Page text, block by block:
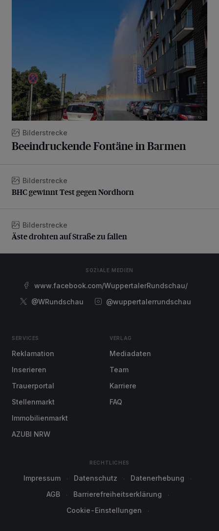
Bilderstrecke
Beeindruckende Fontäne in Barmen
BHC gewinnt Test gegen Nordhorn
Bilderstrecke
BHC gewinnt Test gegen Nordhorn
Äste drohten auf Straße zu fallen
Bilderstrecke
Äste drohten auf Straße zu fallen
SOZIALE MEDIEN
www.facebook.com/WuppertalerRundschau/
@WRundschau
@wuppertalerrundschau
SERVICES
Reklamation
Inserieren
Trauerportal
Stellenmarkt
Immobilienmarkt
AZUBI NRW
VERLAG
Mediadaten
Team
Karriere
FAQ
RECHTLICHES
Impressum Datenschutz
Datenerhebung
AGB
Barrierefreiheitserklärung
Cookie-Einstellungen